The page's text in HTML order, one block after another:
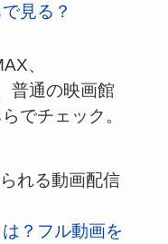
見る？
、
普通の映画館
でチェック。
？フル動画を